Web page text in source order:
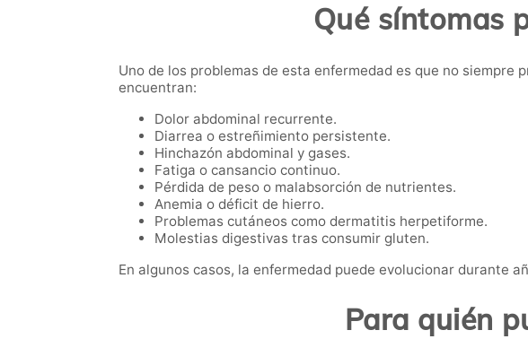
Qué síntomas
Uno de los problemas de esta enfermedad es que no
encuentran:
Dolor abdominal recurrente.
Diarrea o estreñimiento persistente.
Hinchazón abdominal y gases.
Fatiga o cansancio continuo.
Pérdida de peso o malabsorción de nutrientes.
Anemia o déficit de hierro.
Problemas cutáneos como dermatitis herpetiforme.
Molestias digestivas tras consumir gluten.
En algunos casos, la enfermedad puede evolucionar durante
Para quién